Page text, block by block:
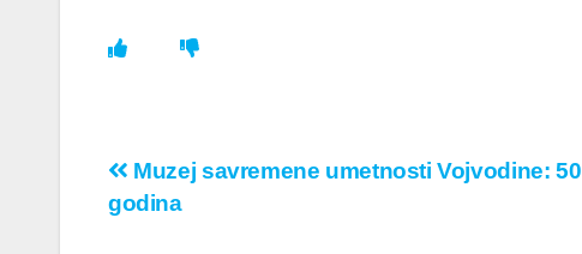
Кретање
чланка
Muzej savremene umetnosti Vojvodine: 50
godina